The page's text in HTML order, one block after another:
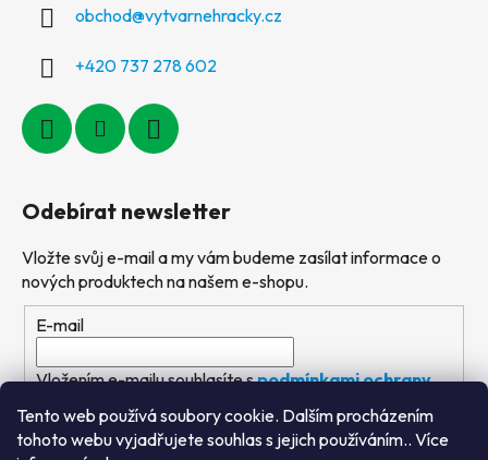
Tento web používá soubory cookie. Dalším procházením
tohoto webu vyjadřujete souhlas s jejich používáním.. Více
obchod@vytvarnehracky.cz
+420 737 278 602
Odebírat newsletter
Vložte svůj e-mail a my vám budeme zasílat informace o
nových produktech na našem e-shopu.
E-mail
Vložením e-mailu souhlasíte spodmínkami ochrany
osobních údajů
PŘIHLÁSIT SE